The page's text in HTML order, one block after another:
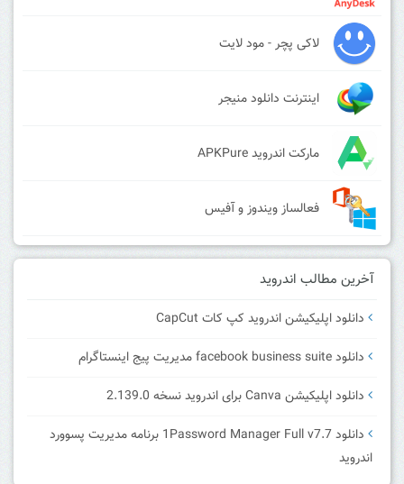
لاکی پچر - مود لایت
اینترنت دانلود منیجر
مارکت اندروید APKPure
فعالساز ویندوز و آفیس
آخرین مطالب اندروید
دانلود اپلیکیشن اندروید کپ کات CapCut
دانلود facebook business suite مدیریت پیج اینستاگرام
دانلود اپلیکیشن Canva برای اندروید نسخه 2.139.0
دانلود 1Password Manager Full v7.7 برنامه مدیریت پسوورد
اندروید